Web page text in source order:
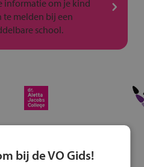
informatie om je kind
te melden bij een
school.
bij de VO Gids!